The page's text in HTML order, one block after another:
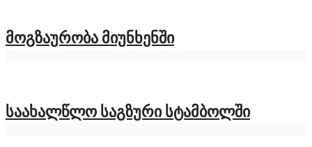
მოგზაურობა მიუნხენში
საახალწლო საგზური სტამბოლში